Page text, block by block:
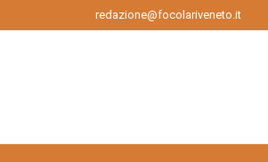
redazione@focolariveneto.it